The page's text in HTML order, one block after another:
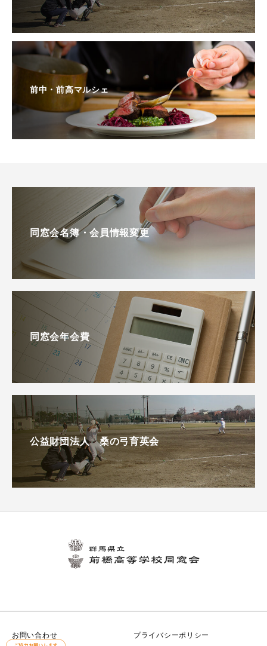
前中・前高マルシェ
同窓会名簿・会員情報変更
同窓会年会費
公益財団法人 桑の弓育英会
お問い合わせ プライバシーポリシー